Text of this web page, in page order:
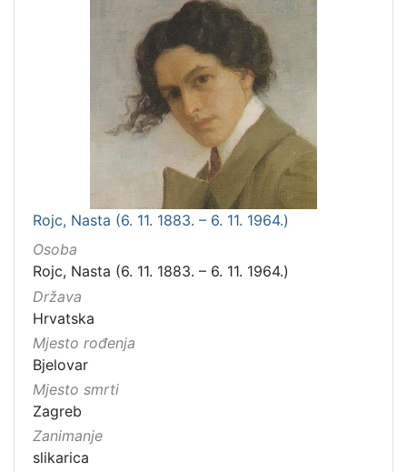
Rojc, Nasta (6. 11. 1883. – 6. 11. 1964.)
Osoba
Rojc, Nasta (6. 11. 1883. – 6. 11. 1964.)
Država
Hrvatska
Mjesto rođenja
Bjelovar
Mjesto smrti
Zagreb
Zanimanje
slikarica